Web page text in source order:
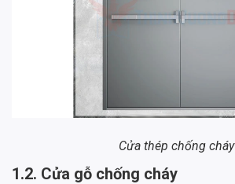
Cửa thép chống cháy
1.2. Cửa gỗ chống cháy